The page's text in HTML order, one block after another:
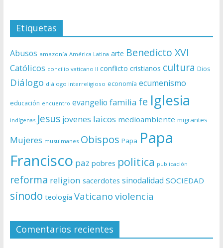
Etiquetas
Abusos amazonía América Latina arte Benedicto XVI
Católicos concilio vaticano II conflicto cristianos cultura Dios
Diálogo diálogo interreligioso economía ecumenismo
educación encuentro evangelio familia fe Iglesia
indígenas Jesus jovenes laicos medioambiente migrantes
Mujeres musulmanes Obispos Papa Papa
Francisco paz pobres politica publicación
reforma religion sacerdotes sinodalidad SOCIEDAD
sínodo teología Vaticano violencia
Comentarios recientes